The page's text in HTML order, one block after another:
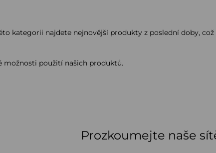
kategorii najdete nejnovější produkty z poslední doby,
možnosti použití našich produktů.
Prozkoumejte naše